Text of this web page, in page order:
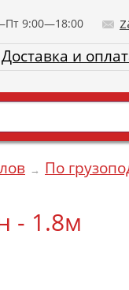
9:00—18:00
Доставка и
→ По
- 1.8м